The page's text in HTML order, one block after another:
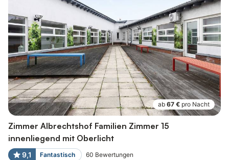
ab 67 € pro Nacht
Zimmer Albrechtshof Familien Zimmer 15
innenliegend mit Oberlicht
9,1 Fantastisch 60 Bewertungen